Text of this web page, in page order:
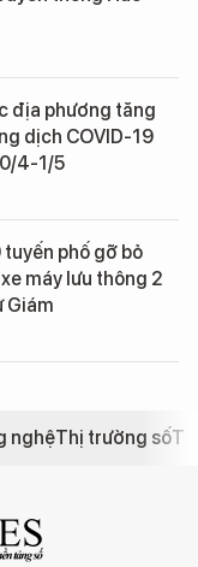
địa phương tăng
dịch COVID-19
4-1/5
tuyến phố gỡ bỏ
máy lưu thông 2
Giám
nghệThị trường số